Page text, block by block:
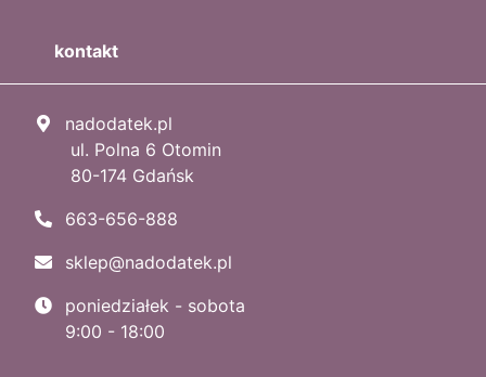
kontakt
nadodatek.pl
ul. Polna 6 Otomin
80-174 Gdańsk
663-656-888
sklep@nadodatek.pl
poniedziałek - sobota
9:00 - 18:00